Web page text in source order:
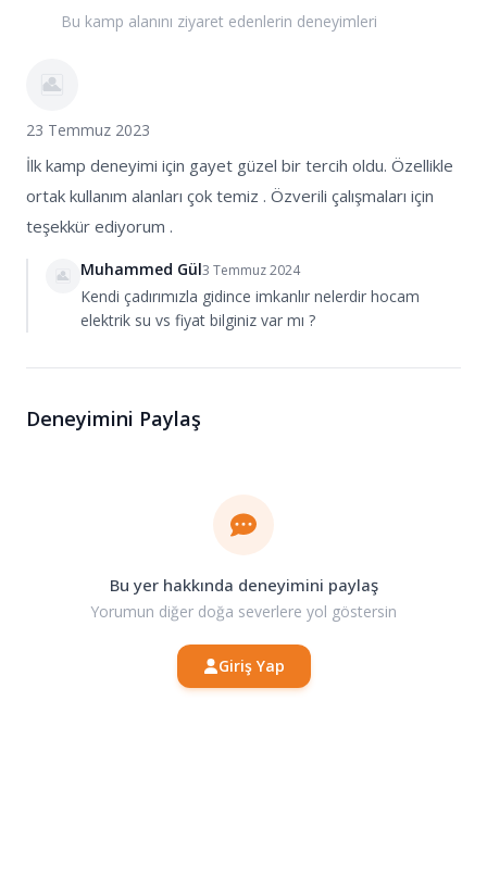
Bu kamp alanını ziyaret edenlerin deneyimleri
23 Temmuz 2023
İlk kamp deneyimi için gayet güzel bir tercih oldu. Özellikle
ortak kullanım alanları çok temiz . Özverili çalışmaları için
teşekkür ediyorum .
Muhammed Gül3 Temmuz 2024
Kendi çadırımızla gidince imkanlır nelerdir hocam
elektrik su vs fiyat bilginiz var mı ?
Deneyimini Paylaş
Bu yer hakkında deneyimini paylaş
Yorumun diğer doğa severlere yol göstersin
Giriş Yap